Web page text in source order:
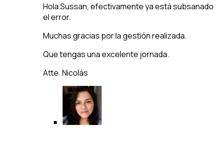
Hola Sussan, efectivamente ya está subsanado
el error.
Muchas gracias por la gestión realizada.
Que tengas una excelente jornada.
Atte. Nicolás